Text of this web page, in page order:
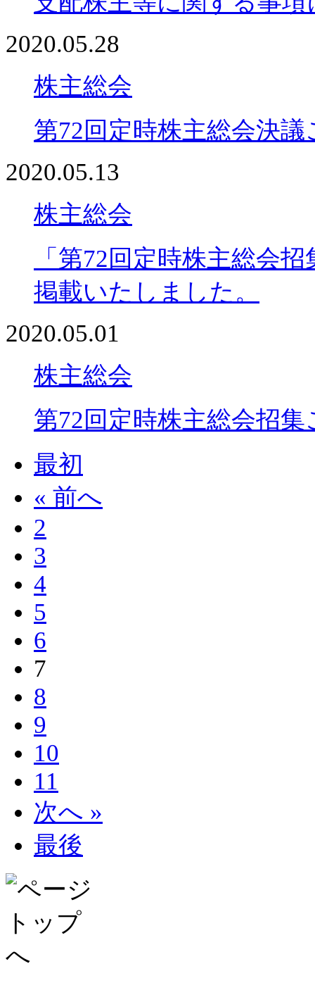
2020.05.28
株主総会
第72回定時株主総会決
2020.05.13
株主総会
「第72回定時株主総会
掲載いたしました。
2020.05.01
株主総会
第72回定時株主総会招
最初
« 前へ
2
3
4
5
6
7
8
9
10
11
次へ »
最後